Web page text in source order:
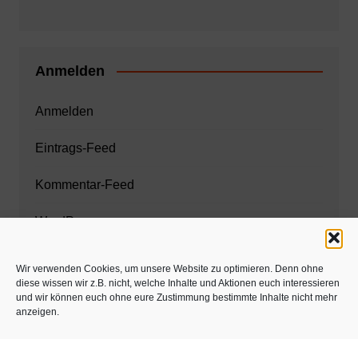
Wir verwenden Cookies, um unsere Website zu optimieren. Denn ohne
diese wissen wir z.B. nicht, welche Inhalte und Aktionen euch interessieren
und wir können euch ohne eure Zustimmung bestimmte Inhalte nicht mehr
anzeigen.
Anmelden
Anmelden
Eintrags-Feed
Kommentar-Feed
WordPress.org
Zahnarzt München